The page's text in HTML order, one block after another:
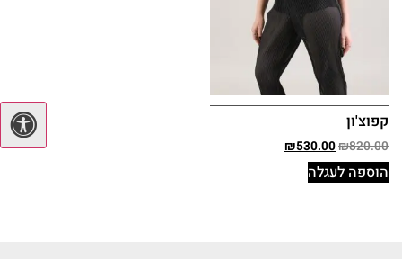
קפוצ'ון
₪820.00
₪530.00
הוספה לעגלה